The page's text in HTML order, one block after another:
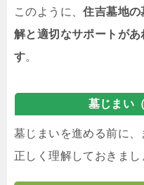
このように、住吉墓地の
解と適切なサポートが
す。
墓じまい
墓じまいを進める前に
正しく理解しておきまし